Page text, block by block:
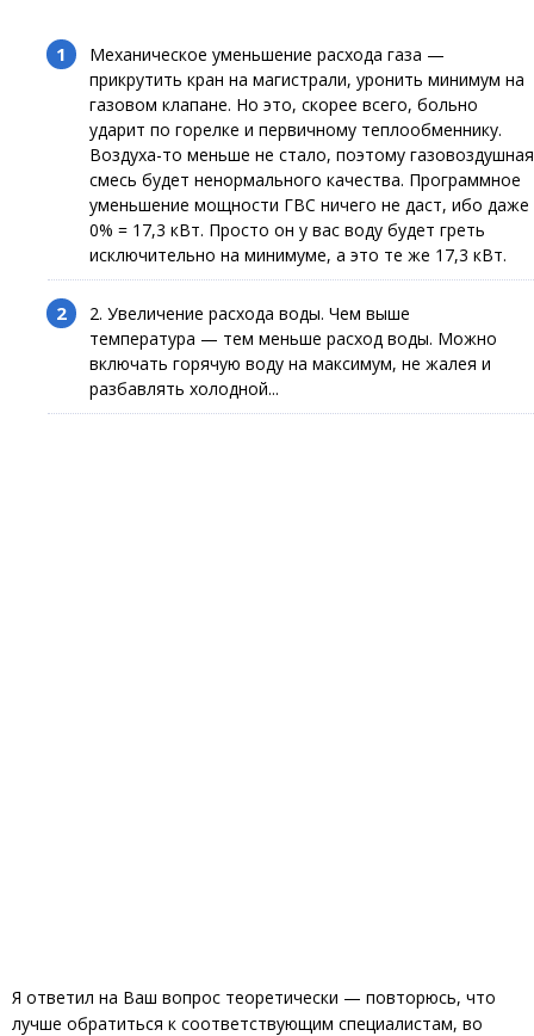
Механическое уменьшение расхода газа —
прикрутить кран на магистрали, уронить минимум на
газовом клапане. Но это, скорее всего, больно
ударит по горелке и первичному теплообменнику.
Воздуха-то меньше не стало, поэтому газовоздушная
смесь будет ненормального качества. Программное
уменьшение мощности ГВС ничего не даст, ибо даже
0% = 17,3 кВт. Просто он у вас воду будет греть
исключительно на минимуме, а это те же 17,3 кВт.
2. Увеличение расхода воды. Чем выше
температура — тем меньше расход воды. Можно
включать горячую воду на максимум, не жалея и
разбавлять холодной...
Я ответил на Ваш вопрос теоретически — повторюсь, что
лучше обратиться к соответствующим специалистам, во